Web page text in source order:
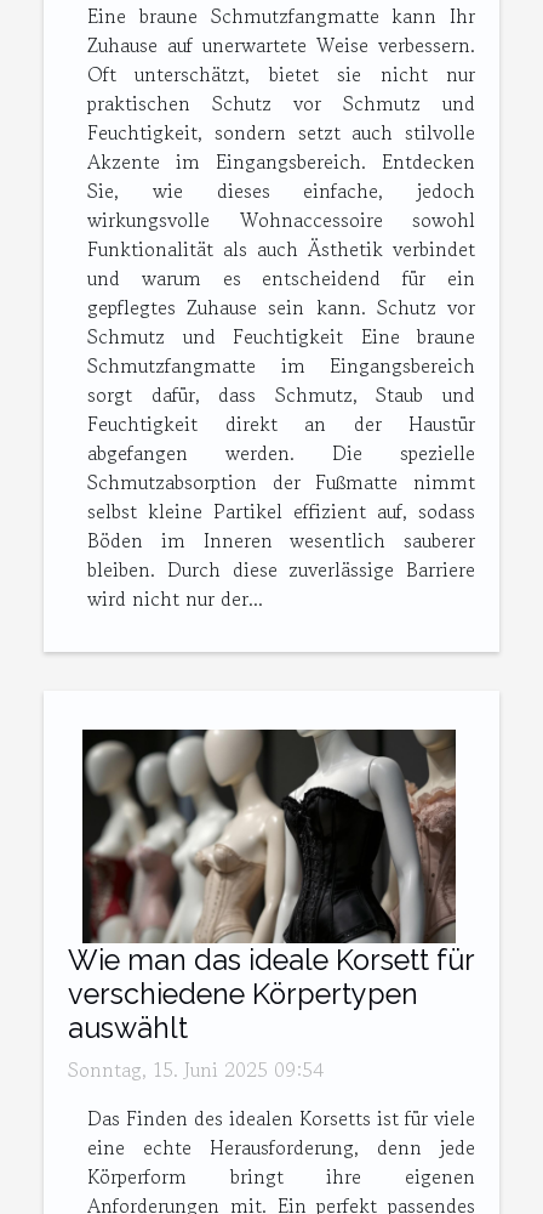
Eine braune Schmutzfangmatte kann Ihr
Zuhause auf unerwartete Weise verbessern.
Oft unterschätzt, bietet sie nicht nur
praktischen Schutz vor Schmutz und
Feuchtigkeit, sondern setzt auch stilvolle
Akzente im Eingangsbereich. Entdecken
Sie, wie dieses einfache, jedoch
wirkungsvolle Wohnaccessoire sowohl
Funktionalität als auch Ästhetik verbindet
und warum es entscheidend für ein
gepflegtes Zuhause sein kann. Schutz vor
Schmutz und Feuchtigkeit Eine braune
Schmutzfangmatte im Eingangsbereich
sorgt dafür, dass Schmutz, Staub und
Feuchtigkeit direkt an der Haustür
abgefangen werden. Die spezielle
Schmutzabsorption der Fußmatte nimmt
selbst kleine Partikel effizient auf, sodass
Böden im Inneren wesentlich sauberer
bleiben. Durch diese zuverlässige Barriere
wird nicht nur der...
Wie man das ideale Korsett für
verschiedene Körpertypen
auswählt
Sonntag, 15. Juni 2025 09:54
Das Finden des idealen Korsetts ist für viele
eine echte Herausforderung, denn jede
Körperform bringt ihre eigenen
Anforderungen mit. Ein perfekt passendes